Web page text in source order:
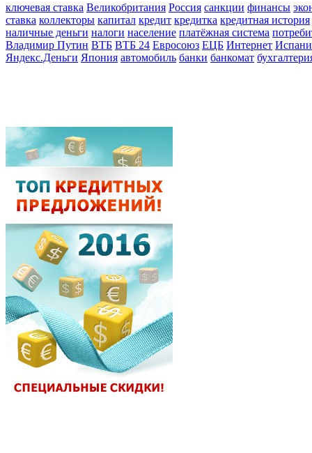
ключевая ставка Великобритания Россия санкции финансы
ставка коллекторы капитал кредит кредитка кредитная история
наличные деньги налоги население платёжная система
Владимир Путин ВТБ ВТБ 24 Евросоюз ЕЦБ Интернет
Яндекс.Деньги Япония автомобиль банки банкомат